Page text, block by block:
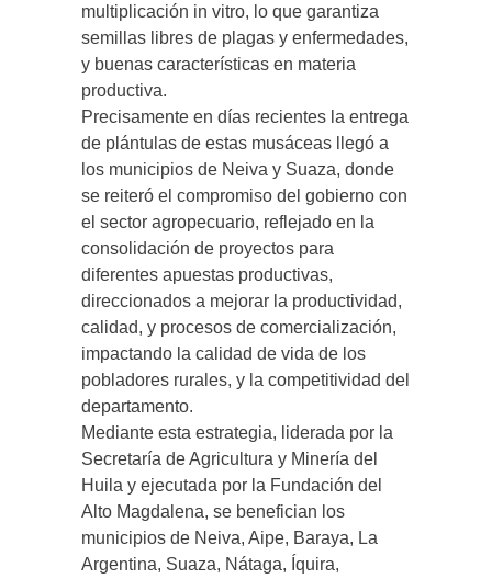
multiplicación in vitro, lo que garantiza
semillas libres de plagas y enfermedades,
y buenas características en materia
productiva.
Precisamente en días recientes la entrega
de plántulas de estas musáceas llegó a
los municipios de Neiva y Suaza, donde
se reiteró el compromiso del gobierno con
el sector agropecuario, reflejado en la
consolidación de proyectos para
diferentes apuestas productivas,
direccionados a mejorar la productividad,
calidad, y procesos de comercialización,
impactando la calidad de vida de los
pobladores rurales, y la competitividad del
departamento.
Mediante esta estrategia, liderada por la
Secretaría de Agricultura y Minería del
Huila y ejecutada por la Fundación del
Alto Magdalena, se benefician los
municipios de Neiva, Aipe, Baraya, La
Argentina, Suaza, Nátaga, Íquira,